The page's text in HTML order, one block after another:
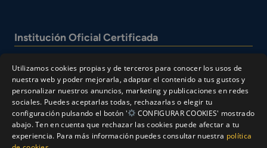
Institución Oficial Certificada
Utilizamos cookies propias y de terceros para conocer los usos de
nuestra web y poder mejorarla, adaptar el contenido a tus gustos y
personalizar nuestros anuncios, marketing y publicaciones en redes
sociales. Puedes aceptarlas todas, rechazarlas o elegir tu
configuración pulsando el botón '
CONFIGURAR COOKIES' mostrado
abajo. Ten en cuenta que rechazar las cookies puede afectar a tu
experiencia. Para más información puedes consultar nuestra política